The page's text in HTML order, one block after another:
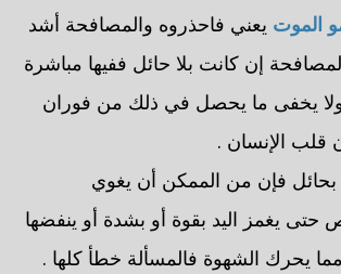
الموت يعني فاحذروه والمصافحة أشد
إن كانت بلا حائل ففيها مباشرة
يخفى ما يحصل في ذلك من فوران
قلب الإنسان .
بحائل فإن من الممكن أن يغوي
يغمز اليد بقوة أو بشدة أو ينفضها
يحرك الشهوة فالمسألة خطأ كلها .